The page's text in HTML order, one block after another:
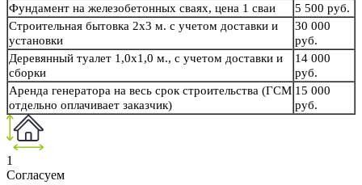
Фундамент на железобетонных сваях, цена 1 сваи
5 500 руб.
Строительная бытовка 2х3 м. с учетом доставки и
установки
30 000
руб.
Деревянный туалет 1,0х1,0 м., с учетом доставки и
сборки
14 000
руб.
Аренда генератора на весь срок строительства (ГСМ
отдельно оплачивает заказчик)
15 000
руб.
1
Согласуем